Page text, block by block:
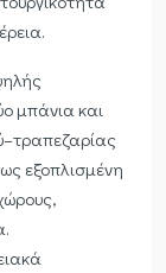
μπάνια και
εξοπλισμένη